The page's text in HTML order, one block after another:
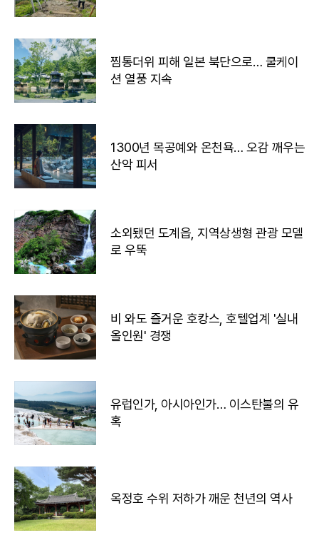
찜통더위 피해 일본 북단으로… 쿨케이
션 열풍 지속
1300년 목공예와 온천욕… 오감 깨우는
산악 피서
소외됐던 도계읍, 지역상생형 관광 모델
로 우뚝
비 와도 즐거운 호캉스, 호텔업계 '실내
올인원' 경쟁
유럽인가, 아시아인가… 이스탄불의 유
혹
옥정호 수위 저하가 깨운 천년의 역사